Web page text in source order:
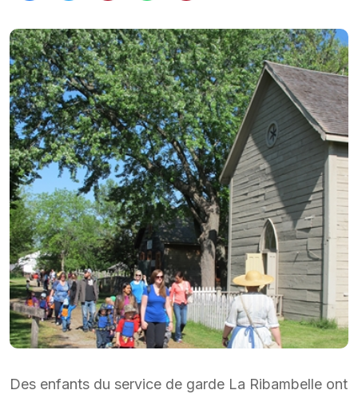
Des enfants du service de garde La Ribambelle ont